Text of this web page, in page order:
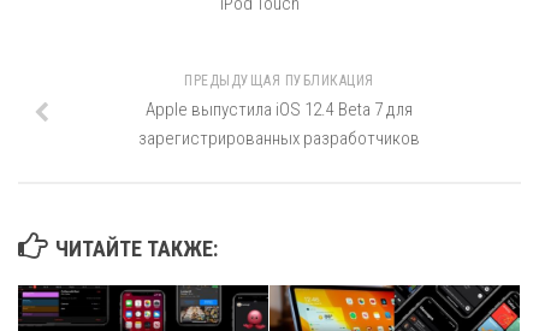
ПРЕДЫДУЩАЯ ПУБЛИКАЦИЯ
Apple выпустила iOS 12.4 Beta 7 для
зарегистрированных разработчиков
ЧИТАЙТЕ ТАКЖЕ: